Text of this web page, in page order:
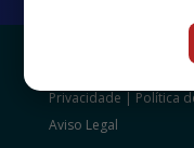
Privacidade | Política
Aviso Legal